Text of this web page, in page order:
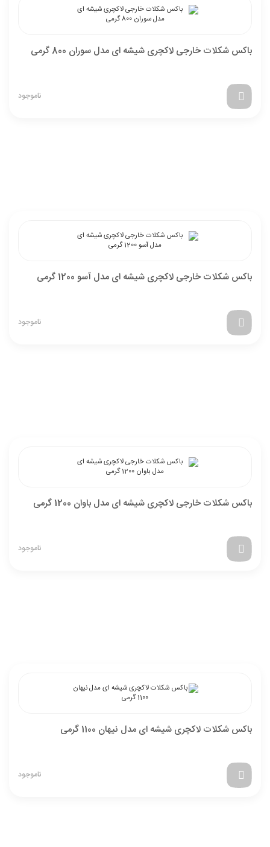
باکس شکلات خارجی لاکچری شیشه ای مدل سوران 800 گرمی
ناموجود
باکس شکلات خارجی لاکچری شیشه ای مدل آسو 1200 گرمی
ناموجود
باکس شکلات خارجی لاکچری شیشه ای مدل باوان 1200 گرمی
ناموجود
باکس شکلات لاکچری شیشه ای مدل نیهان 1100 گرمی
ناموجود